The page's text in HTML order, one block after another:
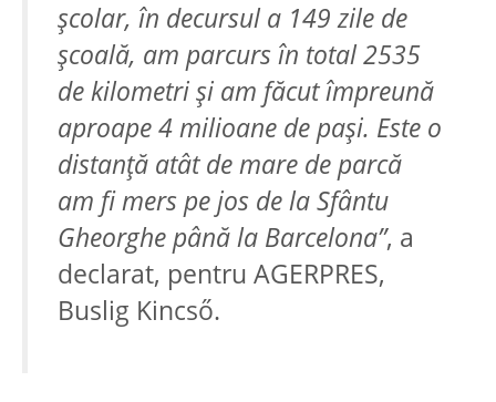
şcolar, în decursul a 149 zile de
şcoală, am parcurs în total 2535
de kilometri şi am făcut împreună
aproape 4 milioane de paşi. Este o
distanţă atât de mare de parcă
am fi mers pe jos de la Sfântu
Gheorghe până la Barcelona”, a
declarat, pentru AGERPRES,
Buslig Kincső.